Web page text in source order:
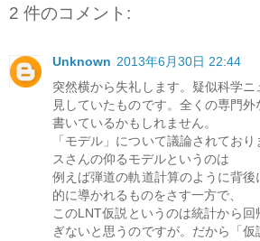
2 件のコメント:
Unknown 2013年6月30日 22:44
突然横から失礼します。疑似科学
見していたものです。全くの専門
書いているかもしれません。
「モデル」について議論されてお
スさんの仰るモデルというのは
例えば弾道の軌道計算のように背
的に導かれるものをさす一方で、
このLNT仮説というのは統計から
ぎないと思うのですが。だから「